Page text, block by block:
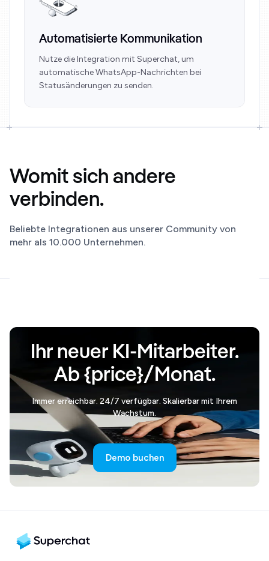
Automatisierte Kommunikation
Nutze die Integration mit Superchat, um
automatische WhatsApp-Nachrichten bei
Statusänderungen zu senden.
Womit sich andere
verbinden.
Beliebte Integrationen aus unserer Community von
mehr als 10.000 Unternehmen.
Ihr neuer KI-Mitarbeiter.
Ab {price}/Monat.
Immer erreichbar. 24/7 verfügbar. Skalierbar mit Ihrem
Wachstum.
Demo buchen